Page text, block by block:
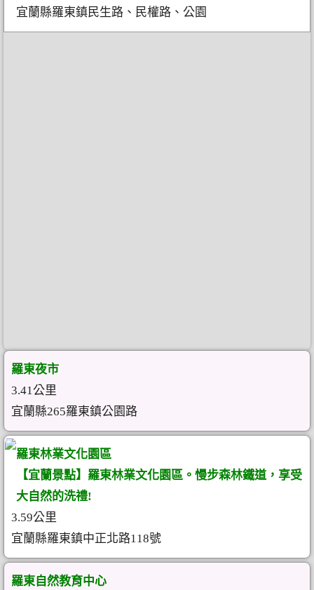
宜蘭縣羅東鎮民生路、民權路、公園
羅東夜市
3.41公里
宜蘭縣265羅東鎮公園路
羅東林業文化園區
【宜蘭景點】羅東林業文化園區。慢步森林鐵道，享受
大自然的洗禮!
3.59公里
宜蘭縣羅東鎮中正北路118號
羅東自然教育中心